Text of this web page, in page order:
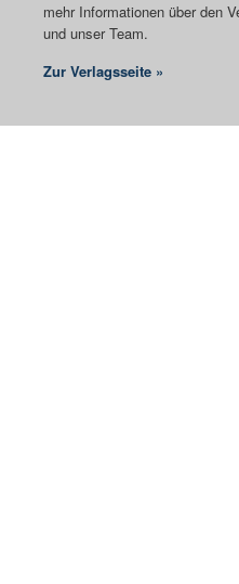
mehr Informationen über den
und unser Team.
Zur Verlagsseite »